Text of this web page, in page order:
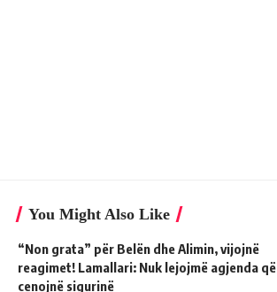
You Might Also Like
“Non grata” për Belën dhe Alimin, vijojnë
reagimet! Lamallari: Nuk lejojmë agjenda që
cenojnë sigurinë